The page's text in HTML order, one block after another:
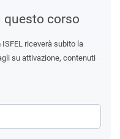
questo corso
riceverà subito la
su attivazione, contenuti